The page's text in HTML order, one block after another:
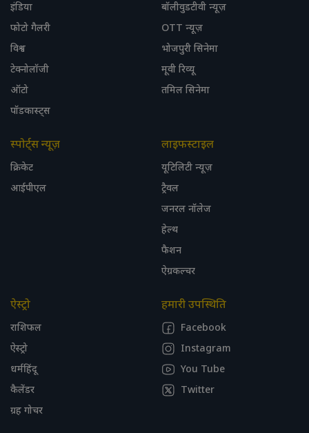
इंडिया
फोटो गैलरी
विश्व
टेक्नोलॉजी
ऑटो
पॉडकास्ट्स
बॉलीवुडटीवी न्यूज़
OTT न्यूज़
भोजपुरी सिनेमा
मूवी रिव्यू
तमिल सिनेमा
स्पोर्ट्स न्यूज़
क्रिकेट
आईपीएल
लाइफस्टाइल
यूटिलिटी न्यूज़
ट्रैवल
जनरल नॉलेज
हेल्थ
फैशन
ऐग्रकल्चर
ऐस्ट्रो
राशिफल
ऐस्ट्रो
धर्महिंदू
कैलेंडर
ग्रह गोचर
हमारी उपस्थिति
Facebook
Instagram
You Tube
Twitter